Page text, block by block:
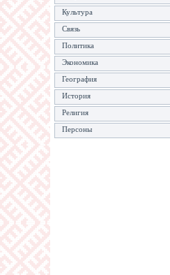
Культура
Связь
Политика
Экономика
География
История
Религия
Персоны